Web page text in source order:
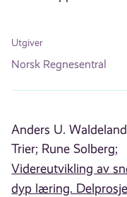
Utgiver
Norsk Regnesentral
Anders U.
Trier; Rune Solberg;
Videreutvikling av
dyp læring.